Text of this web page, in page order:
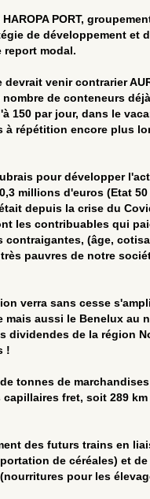
PORT,
de développement et
report modal.
venir contrarier
de conteneurs déjà
150 par jour, dans le
répétition encore plus
pour développer
millions d'euros (Etat 50
depuis la crise du
les contribuables qui
(âge,
pauvres de notre
verra sans cesse
mais aussi le Benelux au
dividendes de la région
!
tonnes de
fret, soit 289 km
des futurs trains en
de céréales) et
pour les